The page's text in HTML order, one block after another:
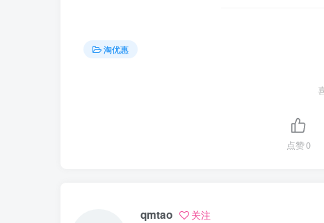
淘优惠
点赞0
qmtao 关注